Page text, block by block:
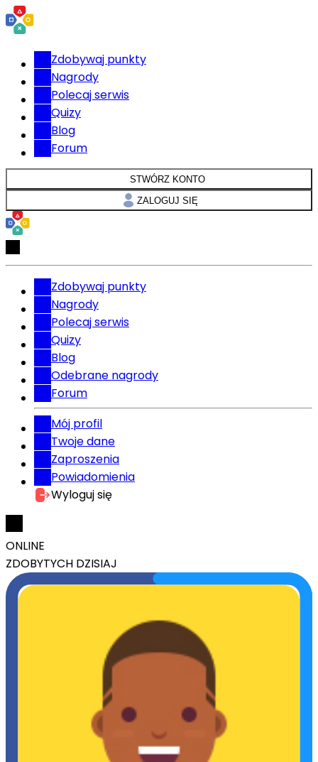
Zdobywaj punkty
Nagrody
Polecaj serwis
Quizy
Blog
Forum
STWÓRZ KONTO
ZALOGUJ SIĘ
Zdobywaj punkty
Nagrody
Polecaj serwis
Quizy
Blog
Odebrane nagrody
Forum
Mój profil
Twoje dane
Zaproszenia
Powiadomienia
Wyloguj się
ONLINE
ZDOBYTYCH DZISIAJ